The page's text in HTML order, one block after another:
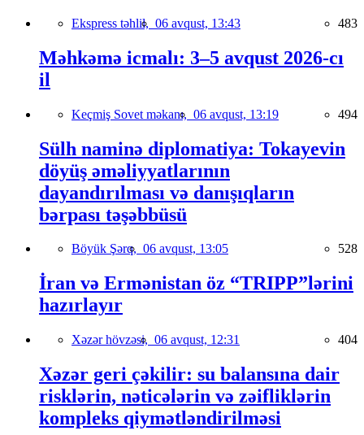
Ekspress təhlil, 06 avqust, 13:43 483
Məhkəmə icmalı: 3–5 avqust 2026-cı
il
Keçmiş Sovet məkanı, 06 avqust, 13:19 494
Sülh naminə diplomatiya: Tokayevin
döyüş əməliyyatlarının
dayandırılması və danışıqların
bərpası təşəbbüsü
Böyük Şərq, 06 avqust, 13:05 528
İran və Ermənistan öz “TRIPP”lərini
hazırlayır
Xəzər hövzəsi, 06 avqust, 12:31 404
Xəzər geri çəkilir: su balansına dair
risklərin, nəticələrin və zəifliklərin
kompleks qiymətləndirilməsi